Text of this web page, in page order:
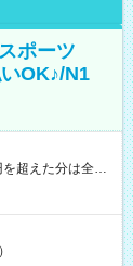
ポーツ
OK♪/N1
払い
お仕事後はコン